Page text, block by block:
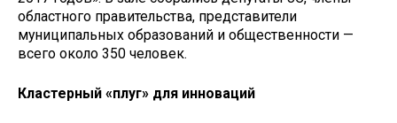
областного правительства, представители
муниципальных образований и общественности —
всего около 350 человек.
Кластерный «плуг» для инноваций